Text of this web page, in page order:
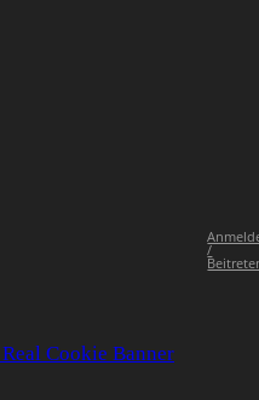
/
Cookie Banner